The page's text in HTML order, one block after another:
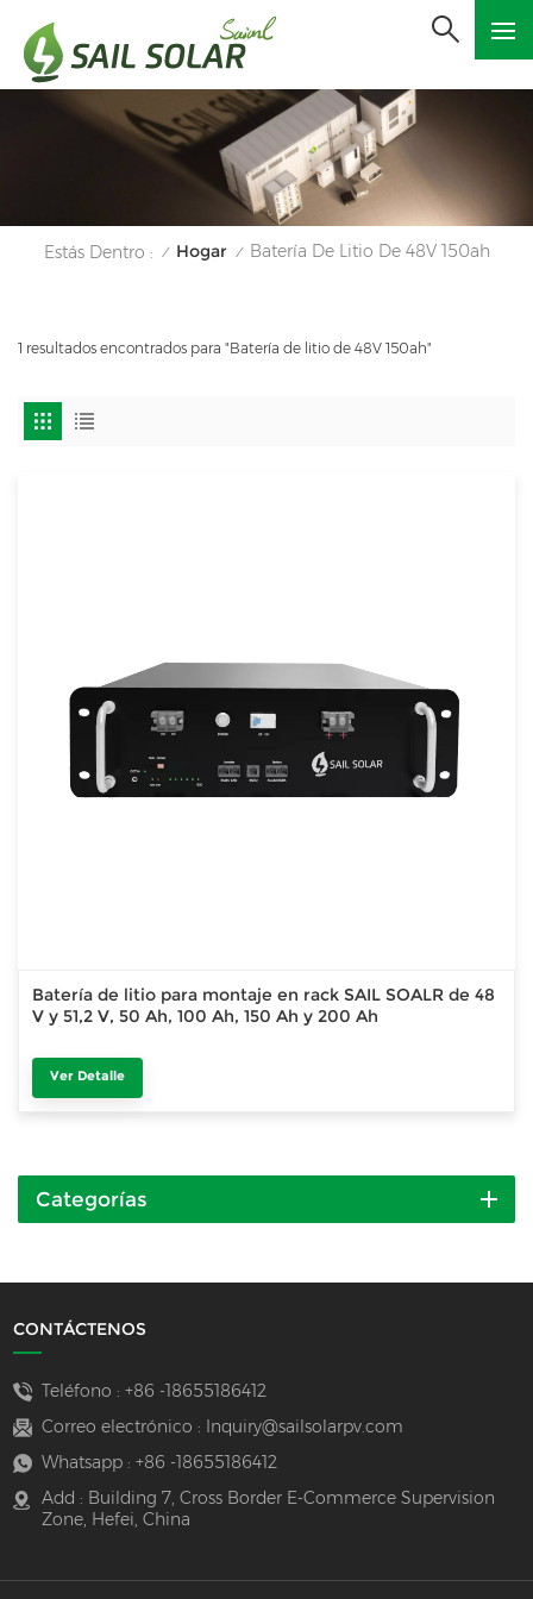
Estás Dentro : / Hogar / Batería De Litio De 48V 150ah
1 resultados encontrados para "Batería de litio de 48V 150ah"
Batería de litio para montaje en rack SAIL SOALR de 48
V y 51,2 V, 50 Ah, 100 Ah, 150 Ah y 200 Ah
Ver Detalle
Categorías
CONTÁCTENOS
Teléfono : +86 -18655186412
Correo electrónico :
Inquiry@sailsolarpv.com
Whatsapp : +86 -18655186412
Add : Building 7, Cross Border E-Commerce Supervision
Zone, Hefei, China